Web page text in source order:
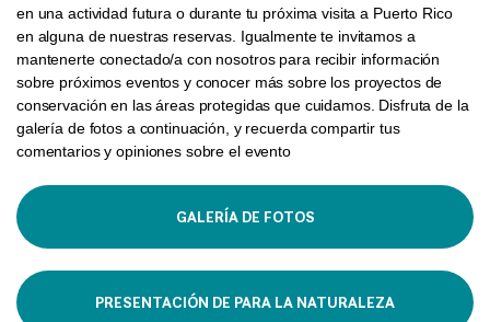
en una actividad futura o durante tu próxima visita a Puerto Rico
en alguna de nuestras reservas. Igualmente te invitamos a
mantenerte conectado/a con nosotros para recibir información
sobre próximos eventos y conocer más sobre los proyectos de
conservación en las áreas protegidas que cuidamos. Disfruta de la
galería de fotos a continuación, y recuerda compartir tus
comentarios y opiniones sobre el evento
GALERÍA DE FOTOS
PRESENTACIÓN DE PARA LA NATURALEZA